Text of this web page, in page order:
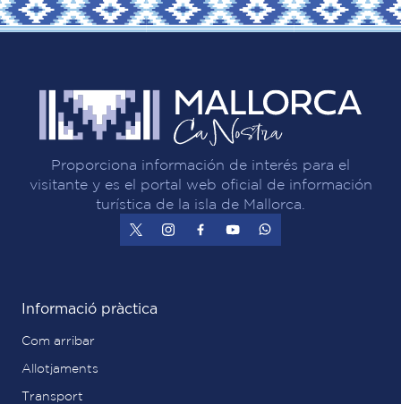
Proporciona información de interés para el
visitante y es el portal web oficial de información
turística de la isla de Mallorca.
Informació pràctica
Com arribar
Allotjaments
Transport